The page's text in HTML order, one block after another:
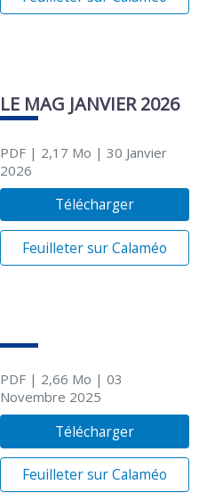
LE MAG JANVIER 2026
PDF| 2,17 Mo | 30 Janvier
2026
Télécharger
Feuilleter sur Calaméo
PDF| 2,66 Mo | 03
Novembre 2025
Télécharger
Feuilleter sur Calaméo